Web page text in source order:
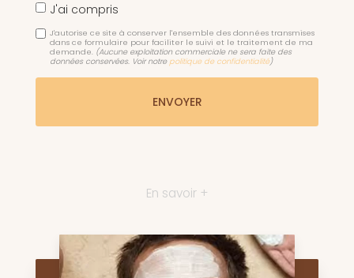
J'ai compris
J'autorise ce site à conserver l'ensemble des données transmises
dans ce formulaire pour faciliter le suivi et le traitement de ma
demande. (Aucune exploitation commerciale ne sera faite des
données conservées. Voir notre politique de confidentialité)
En savoir +